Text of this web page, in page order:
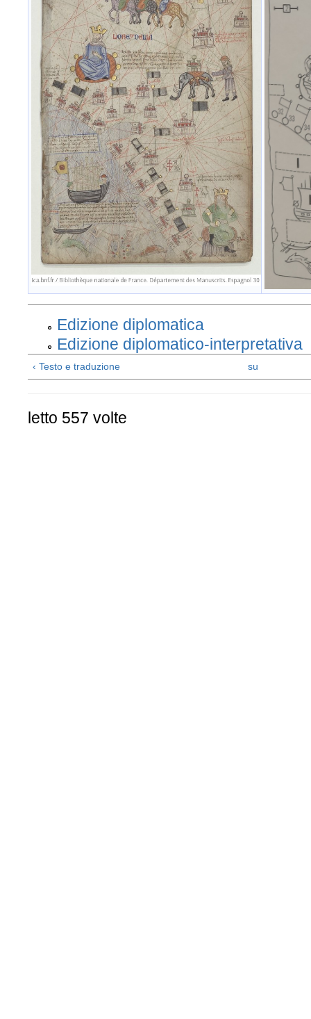
Edizione diplomatica
Edizione diplomatico-interpretativa
‹ Testo e traduzione su
letto 557 volte